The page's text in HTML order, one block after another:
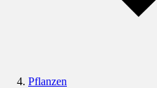
Pflanzen